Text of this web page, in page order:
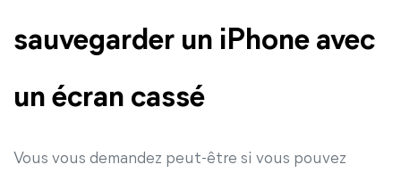
sauvegarder un iPhone avec
un écran cassé
Vous vous demandez peut-être si vous pouvez